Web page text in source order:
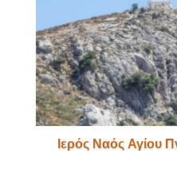
Ιερός Ναός Αγίου